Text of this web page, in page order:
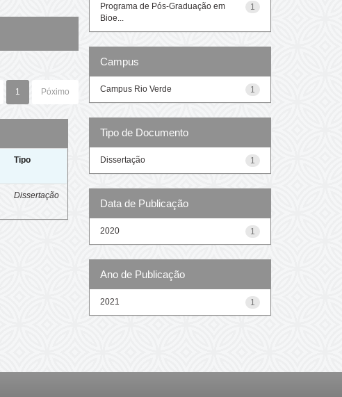
1 Póximo
Tipo
Dissertação
1
Programa de Pós-Graduação em
Bioe...
Campus
1
Campus Rio Verde
Tipo de Documento
1
Dissertação
Data de Publicação
1
2020
Ano de Publicação
1
2021